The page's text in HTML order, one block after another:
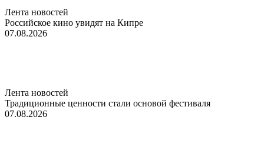
Лента новостей
Российское кино увидят на Кипре
07.08.2026
Лента новостей
Традиционные ценности стали основой фестиваля
07.08.2026